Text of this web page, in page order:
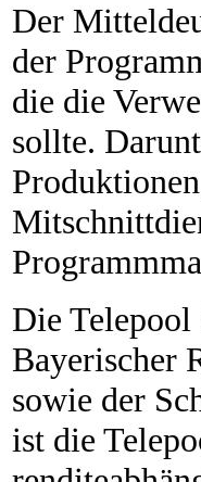
Der
der
die die
sollte.
Die
Bayerischer
sowie der
ist die